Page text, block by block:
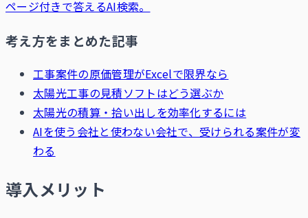
ページ付きで答えるAI検索。
考え方をまとめた記事
工事案件の原価管理がExcelで限界なら
太陽光工事の見積ソフトはどう選ぶか
太陽光の積算・拾い出しを効率化するには
AIを使う会社と使わない会社で、受けられる案件が変
わる
導入メリット